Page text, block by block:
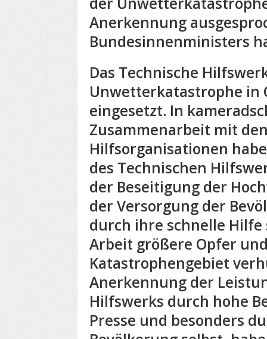
Anerkennung
Bundesinnenministers
Das Technische
Unwetterkatastrophe in
eingesetzt. In
Zusammenarbeit mit
Hilfsorganisationen
des Technischen
der Beseitigung der
der Versorgung der
durch ihre schnelle
Arbeit größere Opfer
Katastrophengebiet
Anerkennung der
Hilfswerks durch hohe
Presse und besonders